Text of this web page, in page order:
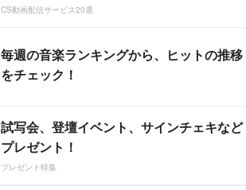
CS動画配信サービス20選
毎週の音楽ランキングから、ヒットの推移
をチェック！
試写会、登壇イベント、サインチェキなど
プレゼント！
プレゼント特集